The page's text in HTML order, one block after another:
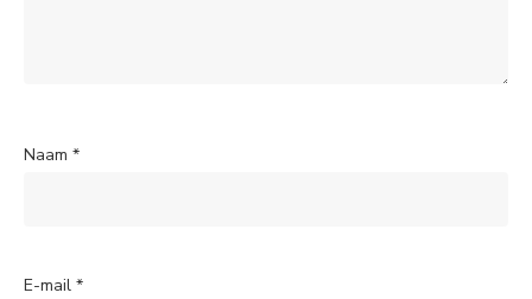
Naam *
E-mail *